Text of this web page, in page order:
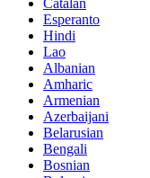
Catalan
Esperanto
Hindi
Lao
Albanian
Amharic
Armenian
Azerbaijani
Belarusian
Bengali
Bosnian